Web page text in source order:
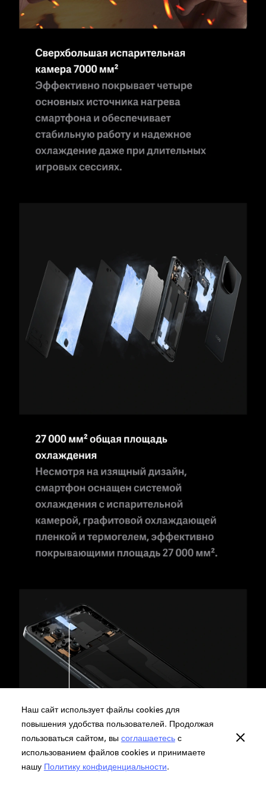
Наш сайт использует файлы cookies для
повышения удобства пользователей. Продолжая
пользоваться сайтом, вы соглашаетесьс
использованием файлов cookies и принимаете
нашу Политику конфиденциальности.